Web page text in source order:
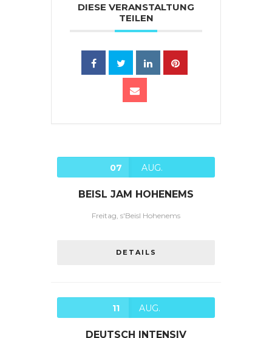
DIESE VERANSTALTUNG
TEILEN
07 AUG.
BEISL JAM HOHENEMS
Freitag, s'Beisl Hohenems
DETAILS
11 AUG.
DEUTSCH INTENSIV